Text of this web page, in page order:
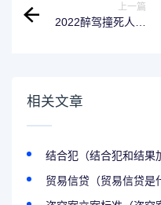
上一篇
2022醉驾撞死人怎
相关文章
结合犯（结合犯和结果
贸易信贷（贸易信贷是